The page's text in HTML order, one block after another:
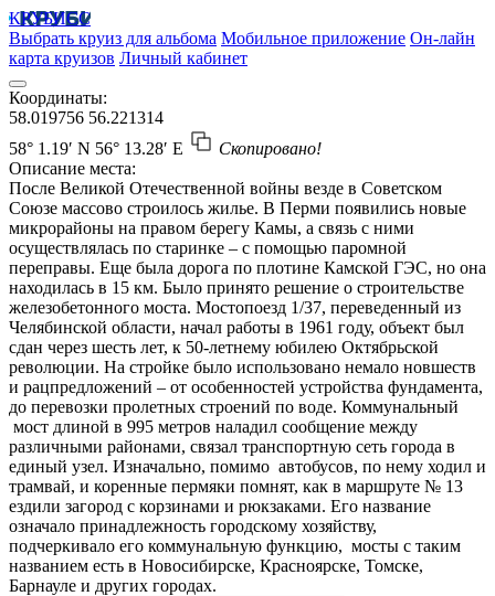
КРУБИСС
Выбрать круиз для альбома Мобильное приложение Он-лайн
карта круизов Личный кабинет
Координаты:
58.019756 56.221314
58° 1.19′ N 56° 13.28′ E
Скопировано!
Описание места:
После Великой Отечественной войны везде в Советском
Союзе массово строилось жилье. В Перми появились новые
микрорайоны на правом берегу Камы, а связь с ними
осуществлялась по старинке – с помощью паромной
переправы. Еще была дорога по плотине Камской ГЭС, но она
находилась в 15 км. Было принято решение о строительстве
железобетонного моста. Мостопоезд 1/37, переведенный из
Челябинской области, начал работы в 1961 году, объект был
сдан через шесть лет, к 50-летнему юбилею Октябрьской
революции. На стройке было использовано немало новшеств
и рацпредложений – от особенностей устройства фундамента,
до перевозки пролетных строений по воде. Коммунальный
мост длиной в 995 метров наладил сообщение между
различными районами, связал транспортную сеть города в
единый узел. Изначально, помимо автобусов, по нему ходил и
трамвай, и коренные пермяки помнят, как в маршруте № 13
ездили загород с корзинами и рюкзаками. Его название
означало принадлежность городскому хозяйству,
подчеркивало его коммунальную функцию, мосты с таким
названием есть в Новосибирске, Красноярске, Томске,
Барнауле и других городах.